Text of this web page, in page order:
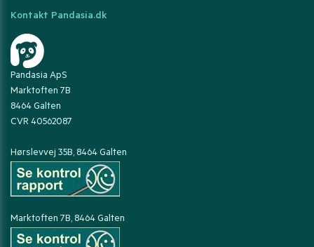
Kontakt Pandasia.dk
Pandasia ApS
Marktoften 7B
8464 Galten
CVR 40562087
Hørslevvej 35B, 8464 Galten
Marktoften 7B, 8464 Galten